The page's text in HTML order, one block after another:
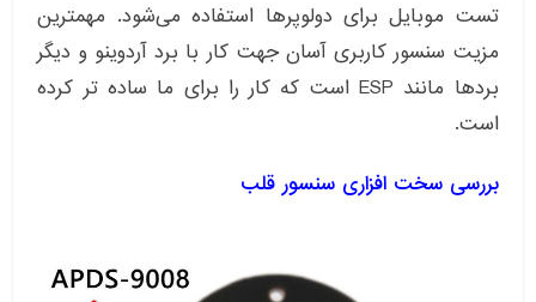
تست موبایل برای دولوپرها استفاده می‌شود. مهمترین
مزیت سنسور کاربری آسان جهت کار با برد آردوینو و دیگر
بردها مانند ESP است که کار را برای ما ساده تر کرده
است.
بررسی سخت افزاری سنسور قلب